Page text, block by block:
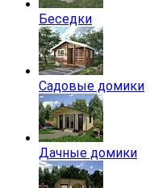
Беседки
Садовые домики
Дачные домики